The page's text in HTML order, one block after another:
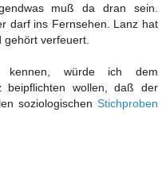
muß da dran sein.
darf ins Fernsehen. Lanz hat
verfeuert.
würde ich dem
beipflichten wollen, daß der
soziologischen Stichproben